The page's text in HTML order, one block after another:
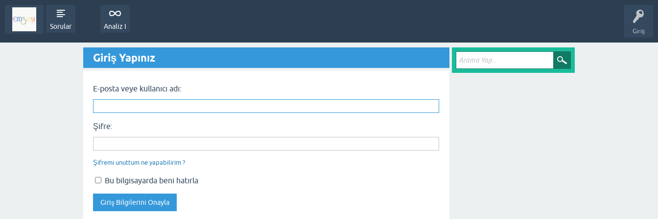
Giriş
Sorular Analiz I
Giriş Yapınız
E-posta veye kullanıcı adı:
Şifre:
Şifremi unuttum ne yapabilirim ?
Bu bilgisayarda beni hatırla